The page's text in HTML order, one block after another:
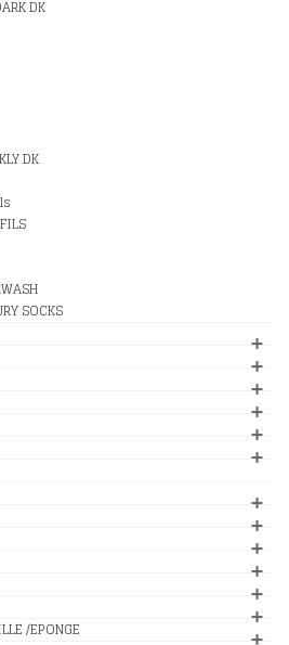
DK
DK
SOCKS
/EPONGE